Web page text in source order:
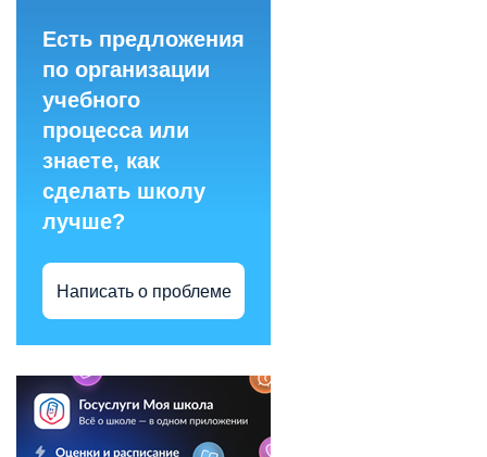
Есть предложения
по организации
учебного
процесса или
знаете, как
сделать школу
лучше?
Написать о проблеме